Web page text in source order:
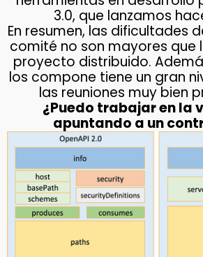
3.0, que lanzamos
En resumen, las dificultades
comité no son mayores que
proyecto distribuido.
los compone tiene un gran
las reuniones muy bien
¿Puedo trabajar en la
apuntando a un